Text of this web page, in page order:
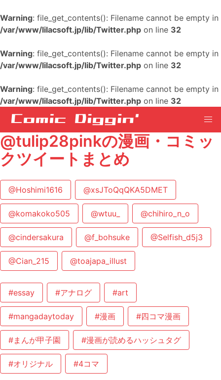
Warning: file_get_contents(): Filename cannot be empty in
/var/www/lilacsoft.jp/lib/Twitter.php on line 32
Warning: file_get_contents(): Filename cannot be empty in
/var/www/lilacsoft.jp/lib/Twitter.php on line 32
Warning: file_get_contents(): Filename cannot be empty in
/var/www/lilacsoft.jp/lib/Twitter.php on line 32
@tulip28pinkの漫画・コミッ
クツイートまとめ
@Hoshimi1616 @xsJToQqQKA5DMET
@komakoko505 @wtuu_ @chihiro_n_o
@cindersakura @f_bohsuke @Selfish_d5j3
@Cian_215 @toajapa_illust
#essay #アナログ #art
#mangadaytoday #漫画 #四コマ漫画
#まんが甲子園 #漫画が読めるハッシュタグ
#オリジナル #4コマ